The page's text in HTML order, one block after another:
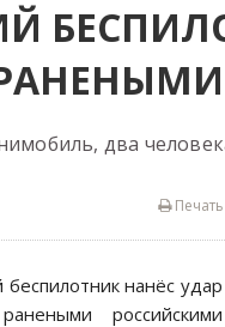
два
Печать
нанёс удар
российскими